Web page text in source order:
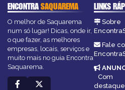
ENCONTRASAQUAREMA
O melhor de Saquarema
num só lugar! Dicas, onde ir,
o que fazer, as melhores
empresas, locais, serviços e
muito mais no guia Encontra
Saquarema.
LINKS
Sobre
Fale
Com
destaque